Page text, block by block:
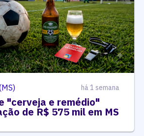
há 1 semana
"cerveja e remédio"
de R$ 575 mil em MS